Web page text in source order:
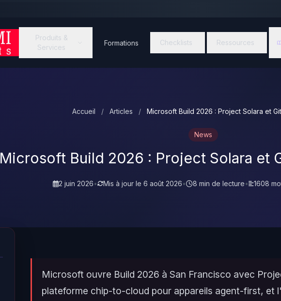
Produits &
Services
Formations Checklists Ressources
Accueil / Articles / Microsoft Build 2026 : Project Solara et
News
Microsoft Build 2026 : Project Solara et
2 juin 2026• Mis à jour le 6 août 2026• 8 min de lecture• 1608
Microsoft ouvre Build 2026 à San Francisco avec
plateforme chip-to-cloud pour appareils agent-first, et